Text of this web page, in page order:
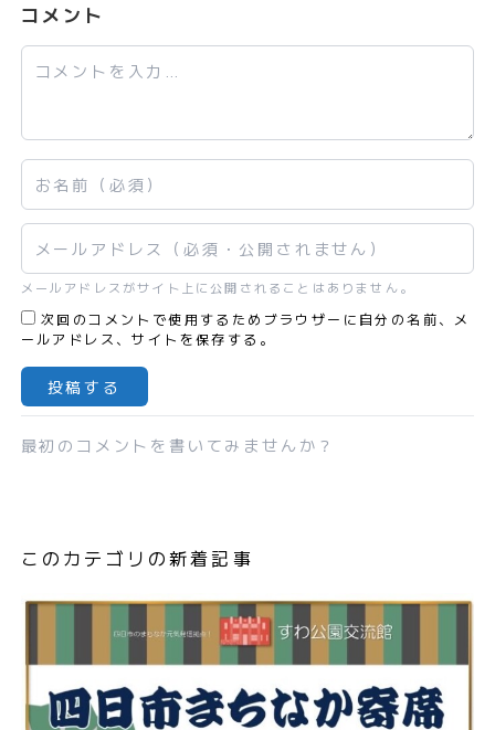
コメント
コメント
お名前
メールアドレス
メールアドレスがサイト上に公開されることはありません。
次回のコメントで使用するためブラウザーに自分の名前、メ
ールアドレス、サイトを保存する。
最初のコメントを書いてみませんか？
このカテゴリの新着記事